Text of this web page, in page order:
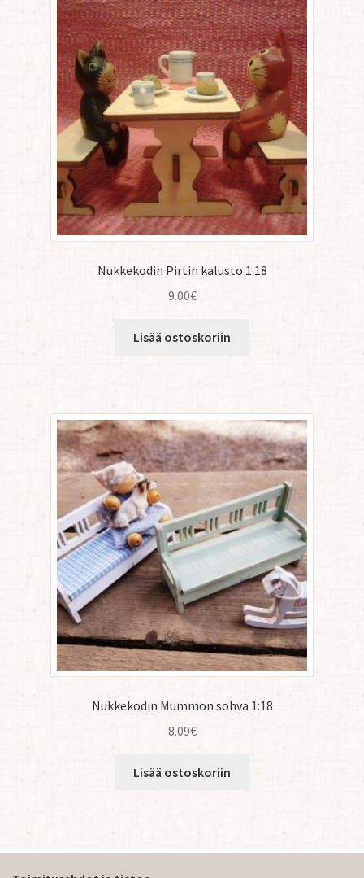
Nukkekodin Pirtin kalusto 1:18
9.00€
Lisää ostoskoriin
Nukkekodin Mummon sohva 1:18
8.09€
Lisää ostoskoriin